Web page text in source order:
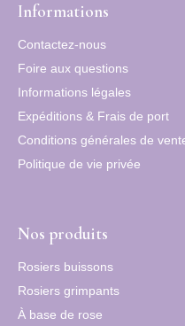
Informations
Contactez-nous
Foire aux questions
Informations légales
Expéditions & Frais de port
Conditions générales de
Politique de vie privée
Nos produits
Rosiers buissons
Rosiers grimpants
À base de rose